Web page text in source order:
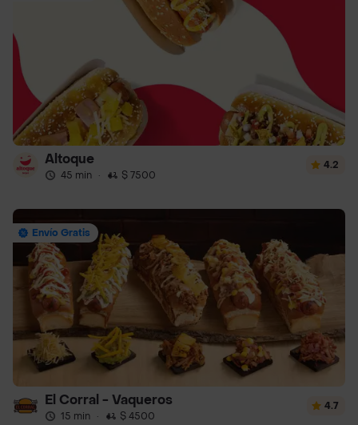
Altoque
45 min · $ 7500
4.2
Envío Gratis
El Corral - Vaqueros
15 min · $ 4500
4.7